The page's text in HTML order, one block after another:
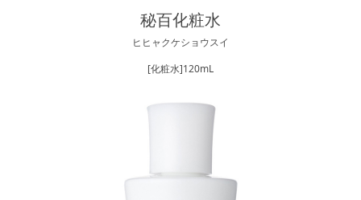
秘百化粧水
ヒヒャクケショウスイ
[化粧水]120mL
スキンケア
ベースメイク
ポイントメイク